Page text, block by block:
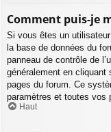
Comment puis-je
Si vous êtes un
la base de données du
panneau de contrôle de
généralement en cliquant
pages du forum. Ce
paramètres et toutes vos
Haut